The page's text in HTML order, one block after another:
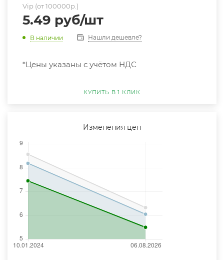
Vip (от 100000р.)
5.49 руб/шт
В наличии Нашли дешевле?
*Цены указаны с учётом НДС
КУПИТЬ В 1 КЛИК
Изменения цен